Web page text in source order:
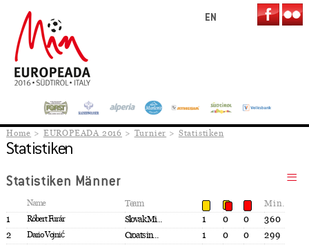
EN
Home EUROPEADA 2016 Turnier Statistiken
Statistiken
Statistiken Männer
Name Team
Min.
1
Róbert Furár Slovak Mi... 1 0 0
360
2
Dario Vojnić Croats in... 1 0 0
299